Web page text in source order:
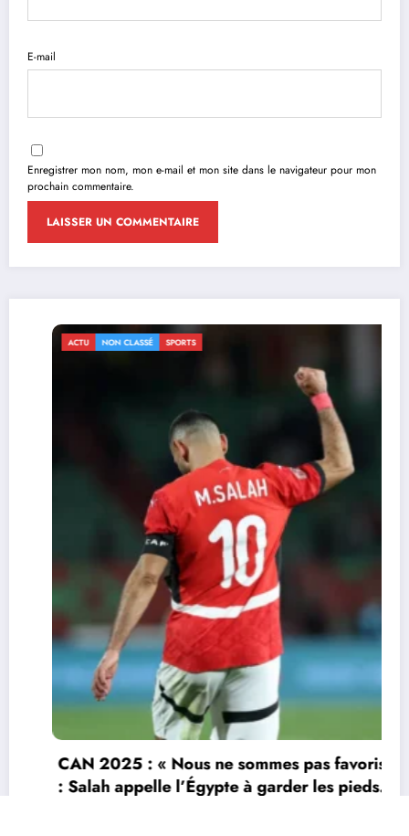
E-mail
Enregistrer mon nom, mon e-mail et mon site dans le navigateur pour mon
prochain commentaire.
NON CLASSÉ SPORTS
CAN 2025 : « Nous ne sommes pas favoris »
: Salah appelle l’Égypte à garder les pieds